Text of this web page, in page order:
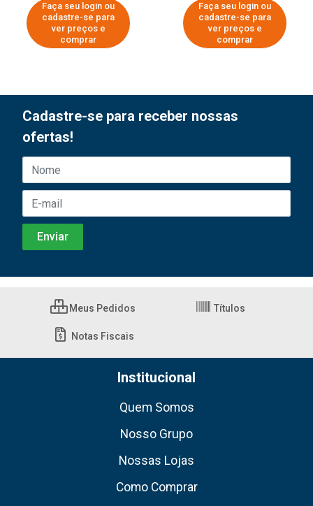
Faça seu login ou
cadastre-se para
ver preços e
comprar
Faça seu login ou
cadastre-se para
ver preços e
comprar
Cadastre-se para receber nossas
ofertas!
Meus Pedidos Títulos
Notas Fiscais
Institucional
Quem Somos
Nosso Grupo
Nossas Lojas
Como Comprar